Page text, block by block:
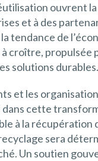
ouvrent la
et à des
tendance de
croître, propulsée
solutions durables.
et les
cette
à la récupération
sera
Un soutien